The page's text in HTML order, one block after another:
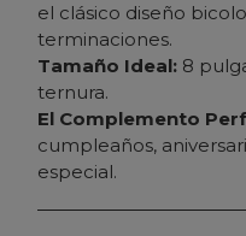
el clásico diseño
terminaciones.
Tamaño Ideal: 8
ternura.
El Complemento
cumpleaños,
especial.